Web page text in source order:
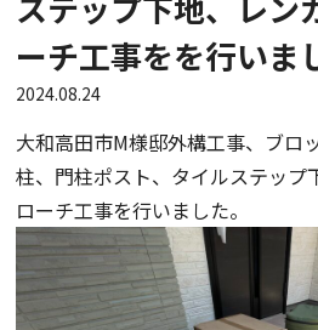
ーチ工事をを行いま
2024.08.24
大和高田市M様邸外構工事、ブロ
柱、門柱ポスト、タイルステップ
ローチ工事を行いました。